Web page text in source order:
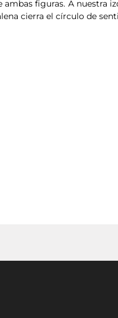
figuras. A nuestra
cierra el círculo de